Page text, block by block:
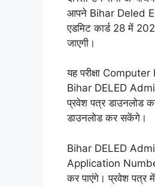
आपने Bihar Deled
एडमिट कार्ड 28 में
जाएगी।
यह परीक्षा Computer
Bihar DELED
प्रवेश पत्र डाउनलोड
डाउनलोड कर सकेंगे।
Bihar DELED Admit
Application
कर पाएंगे। प्रवेश पत्र में